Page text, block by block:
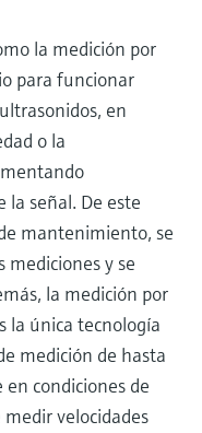
la medición por
para funcionar
en
o la
señal. De este
mantenimiento, se
mediciones y se
la medición por
la única tecnología
medición de hasta
condiciones de
velocidades